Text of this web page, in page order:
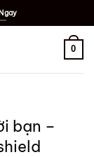
0
bạn –